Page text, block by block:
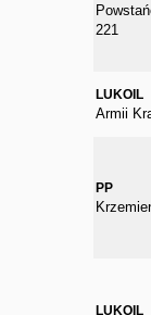
221
LUKOIL
Armii
PP
LUKOIL